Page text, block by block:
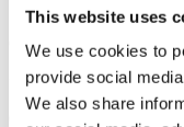
This website uses
We use cookies to
provide social
We also share
Code article Alimentation
230 V AC